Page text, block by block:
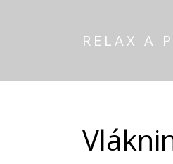
RELAX A